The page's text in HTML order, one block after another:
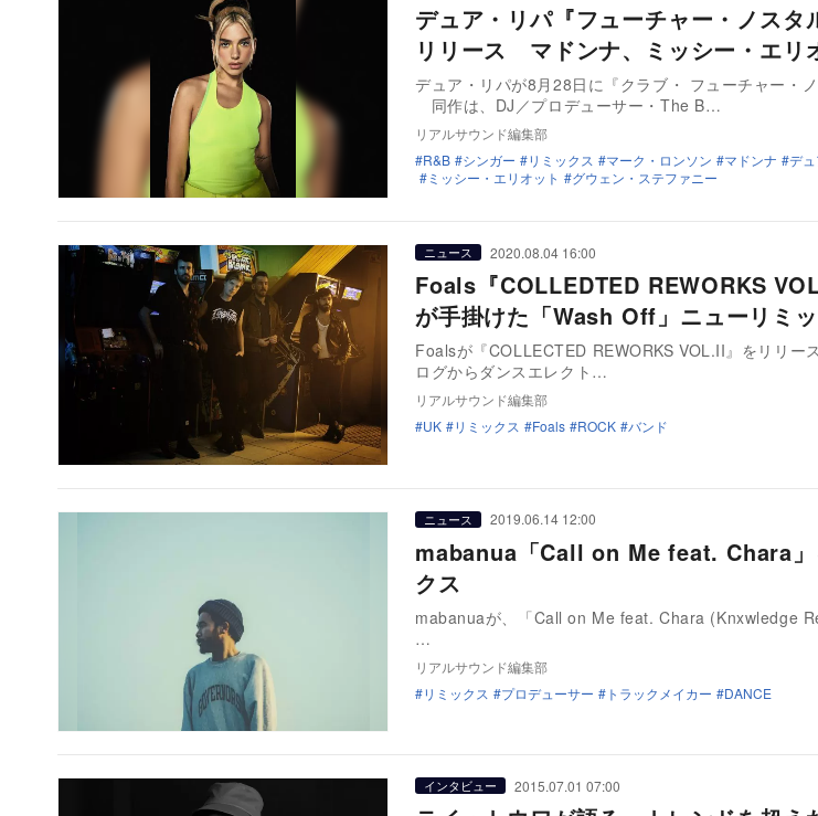
デュア・リパ『フューチャー・ノスタ
リリース マドンナ、ミッシー・エリ
デュア・リパが8月28日に『クラブ・ フューチャー・
同作は、DJ／プロデューサー・The B…
リアルサウンド編集部
R&B
シンガー リミックス マーク・ロンソン マドンナ デ
ミッシー・エリオット
グウェン・ステファニー
ニュース 2020.08.04 16:00
Foals『COLLEDTED REWORKS
が手掛けた「Wash Off」ニューリミ
Foalsが『COLLECTED REWORKS VOL.II』をリリ
ログからダンスエレクト…
リアルサウンド編集部
UK
リミックス Foals ROCK バンド
ニュース 2019.06.14 12:00
mabanua「Call on Me feat. Chara
クス
mabanuaが、「Call on Me feat. Chara (Knxwledge
…
リアルサウンド編集部
リミックス
プロデューサー トラックメイカー DANCE
インタビュー 2015.07.01 07:00